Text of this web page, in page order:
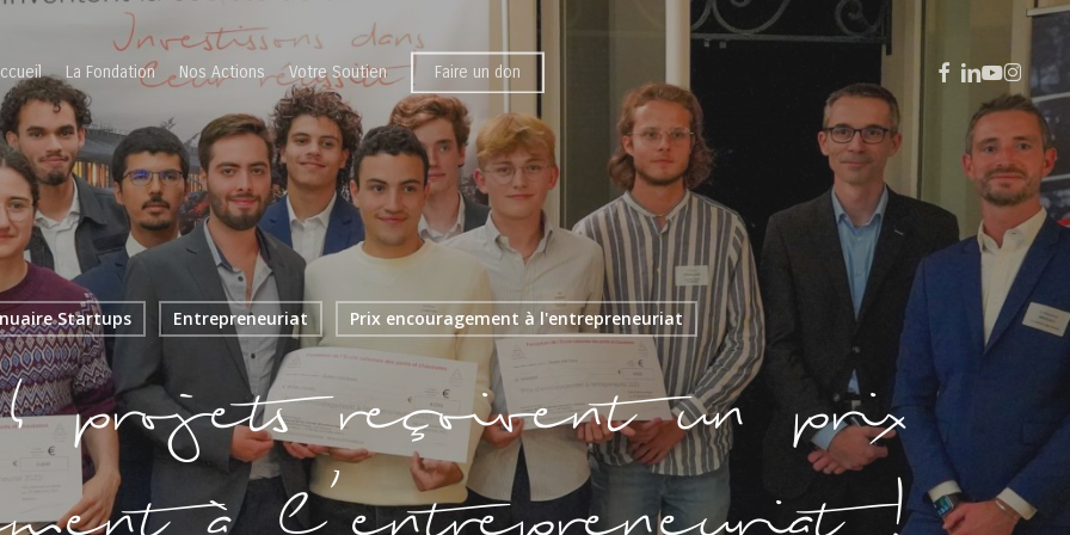
La Fondation Nos Actions Votre Soutien Faire un don facebook
linkedin
youtube
instagram
Startups Entrepreneuriat Prix encouragement à l'entrepreneuriat
projets reçoivent un prix